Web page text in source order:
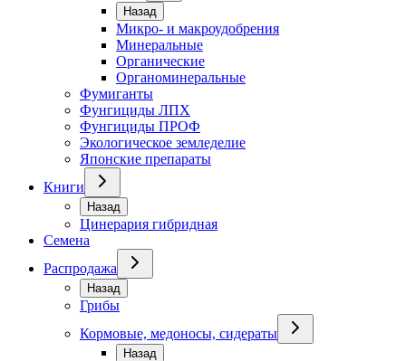
Назад
Микро- и макроудобрения
Минеральные
Органические
Органоминеральные
Фумиганты
Фунгициды ЛПХ
Фунгициды ПРОФ
Экологическое земледелие
Японские препараты
Книги
Назад
Цинерария гибридная
Семена
Распродажа
Назад
Грибы
Кормовые, медоносы, сидераты
Назад